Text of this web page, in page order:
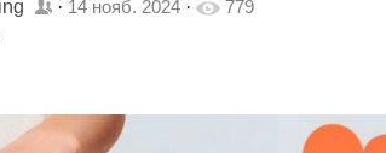
· 14 нояб. 2024· 779